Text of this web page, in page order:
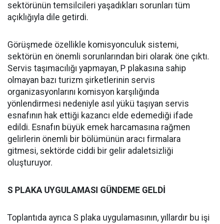
sektörünün temsilcileri yaşadıkları sorunları tüm
açıklığıyla dile getirdi.
Görüşmede özellikle komisyonculuk sistemi,
sektörün en önemli sorunlarından biri olarak öne çıktı.
Servis taşımacılığı yapmayan, P plakasına sahip
olmayan bazı turizm şirketlerinin servis
organizasyonlarını komisyon karşılığında
yönlendirmesi nedeniyle asıl yükü taşıyan servis
esnafının hak ettiği kazancı elde edemediği ifade
edildi. Esnafın büyük emek harcamasına rağmen
gelirlerin önemli bir bölümünün aracı firmalara
gitmesi, sektörde ciddi bir gelir adaletsizliği
oluşturuyor.
S PLAKA UYGULAMASI GÜNDEME GELDİ
Toplantıda ayrıca S plaka uygulamasının, yıllardır bu işi